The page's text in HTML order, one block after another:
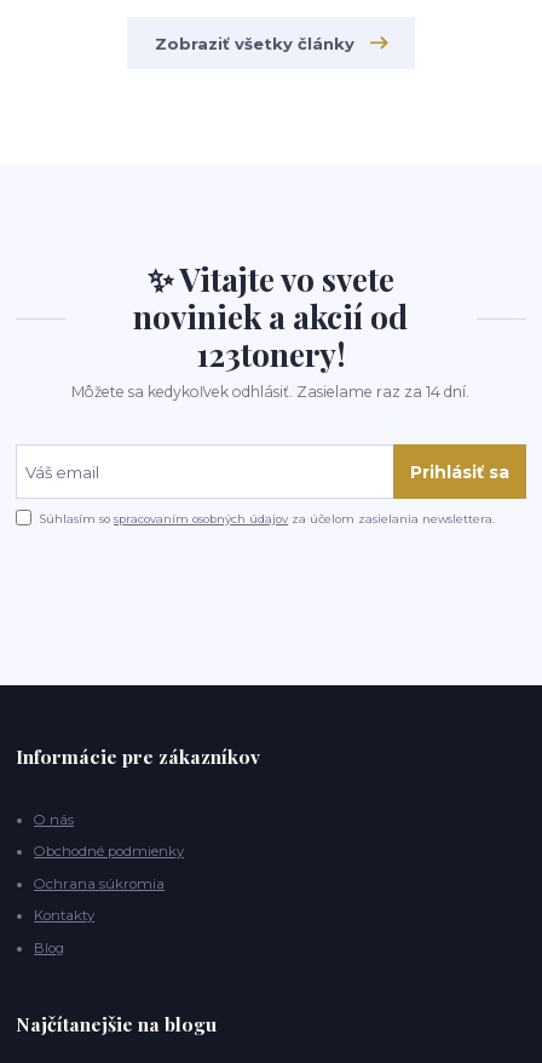
Zobraziť všetky články
✨ Vitajte vo svete
noviniek a akcií od
123tonery!
Môžete sa kedykoľvek odhlásiť. Zasielame raz za 14 dní.
Prihlásiť sa
Súhlasím sospracovaním osobných údajov za účelom zasielania newslettera.
Informácie pre zákazníkov
O nás
Obchodné podmienky
Ochrana súkromia
Kontakty
Blog
Najčítanejšie na blogu